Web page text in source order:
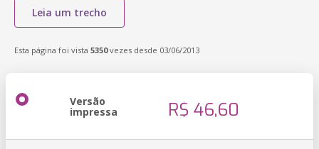
Leia um trecho
Esta página foi vista 5350vezes desde 03/06/2013
Versão
impressa R$ 46,60